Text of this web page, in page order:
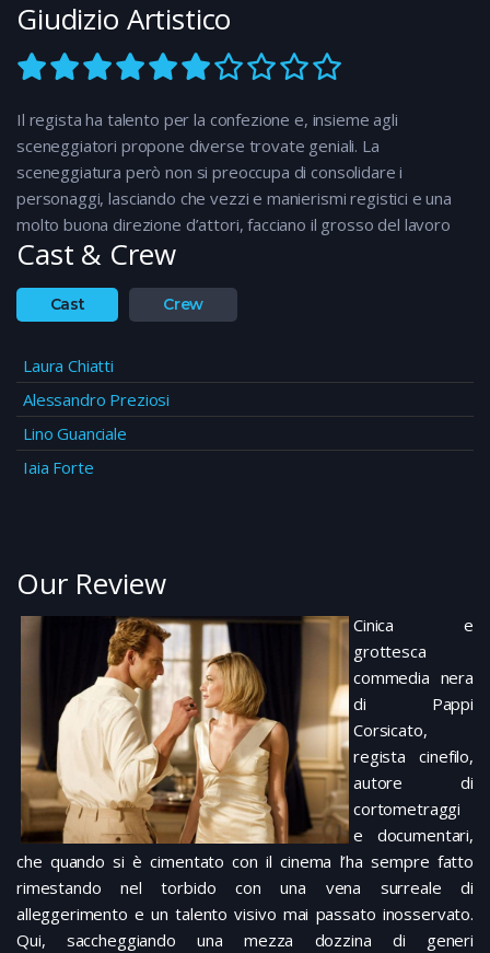
Giudizio Artistico
Il regista ha talento per la confezione e, insieme agli
sceneggiatori propone diverse trovate geniali. La
sceneggiatura però non si preoccupa di consolidare i
personaggi, lasciando che vezzi e manierismi registici e una
molto buona direzione d’attori, facciano il grosso del lavoro
Cast & Crew
Cast Crew
Laura Chiatti
Alessandro Preziosi
Lino Guanciale
Iaia Forte
Our Review
Cinica e
grottesca
commedia nera
di Pappi
Corsicato,
regista cinefilo,
autore di
cortometraggi
e documentari,
che quando si è cimentato con il cinema l’ha sempre fatto
rimestando nel torbido con una vena surreale di
alleggerimento e un talento visivo mai passato inosservato.
Qui, saccheggiando una mezza dozzina di generi